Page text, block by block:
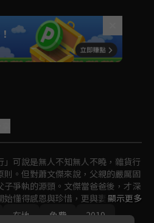
可說是無人不知無人不曉，雜貨行
。但對蕭文傑來說，父親的嚴厲固
爭執的源頭。文傑當爸爸後，才深
始懂得感恩與珍惜，更與妻子李秀敏
所有人都能「與愛同行」。
顯示更多
在地 免費 2019